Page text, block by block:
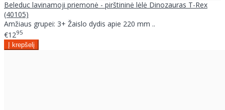
Beleduc lavinamoji priemonė - pirštininė lėlė Dinozauras T-Rex
(40105)
Amžiaus grupei: 3+ Žaislo dydis apie 220 mm ..
€1295